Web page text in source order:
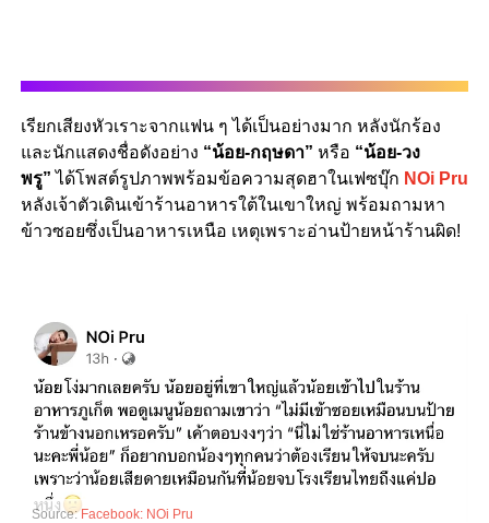
เรียกเสียงหัวเราะจากแฟน ๆ ได้เป็นอย่างมาก หลังนักร้อง
และนักแสดงชื่อดังอย่าง “น้อย-กฤษดา” หรือ “น้อย-วง
พรู”ได้โพสต์รูปภาพพร้อมข้อความสุดฮาในเฟซบุ๊ก NOi Pru
หลังเจ้าตัวเดินเข้าร้านอาหารใต้ในเขาใหญ่ พร้อมถามหา
ข้าวซอยซึ่งเป็นอาหารเหนือ เหตุเพราะอ่านป้ายหน้าร้านผิด!
Source:Facebook: NOi Pru